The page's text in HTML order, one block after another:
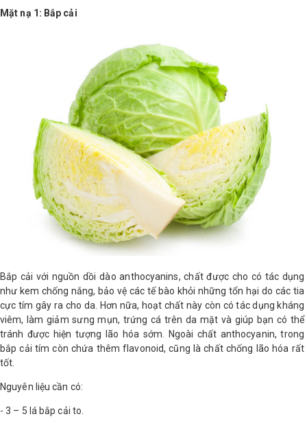
Shop All Brand A-
Mặt nạ 1: Bắp cải
Bắp cải với nguồn dồi dào anthocyanins, chất được cho có tác dụng
như kem chống nắng, bảo vệ các tế bào khỏi những tổn hại do các tia
cực tím gây ra cho da. Hơn nữa, hoạt chất này còn có tác dụng kháng
viêm, làm giảm sưng mụn, trứng cá trên da mặt và giúp bạn có thể
tránh được hiện tượng lão hóa sớm. Ngoài chất anthocyanin, trong
bắp cải tím còn chứa thêm flavonoid, cũng là chất chống lão hóa rất
tốt.
Nguyên liệu cần có:
- 3 – 5 lá bắp cải to.